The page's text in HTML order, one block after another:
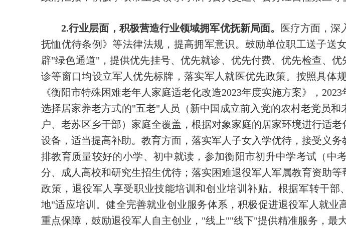
2.行业层面，积极营造行业领域拥军优抚新局面。
医疗方面，深
抚恤优待条例》等法律法规，提高拥军意识。鼓励单位职工送子
辟"绿色通道"，提供优先挂号、优先就诊、优先付费、优先检查、
诊等窗口均设立军人优先标牌，落实军人就医优先政策。按照具
《衡阳市特殊困难老年人家庭适老化改造2023年度实施方案》，
选择居家养老方式的"五老"人员（新中国成立前入党的农村老党员
户、老苏区乡干部）家庭全覆盖，根据对象家庭的居家环境进行适
设备，适当提高补助。教育方面，落实军人子女入学优待，接受义
排教育质量较好的小学、初中就读，参加衡阳市初升中学考试（中
分、成人高校和研究生招生优待；落实困难退役军人军属教育资助
政策，退役军人享受职业技能培训和创业培训补贴。根据军转干
地"适应培训。健全完善就业创业服务体系，积极促进退役军人就
重点保障，鼓励退役军人自主创业，"线上""线下"提供精准服务，最